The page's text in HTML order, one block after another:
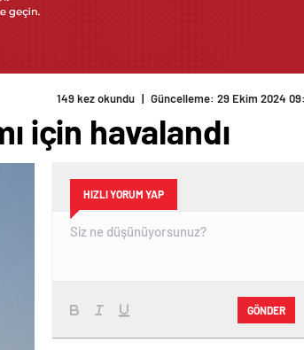
149 kez okundu | Güncelleme: 29 Ekim 2024
için havalandı
HIZLI YORUM YAP
GÖNDER